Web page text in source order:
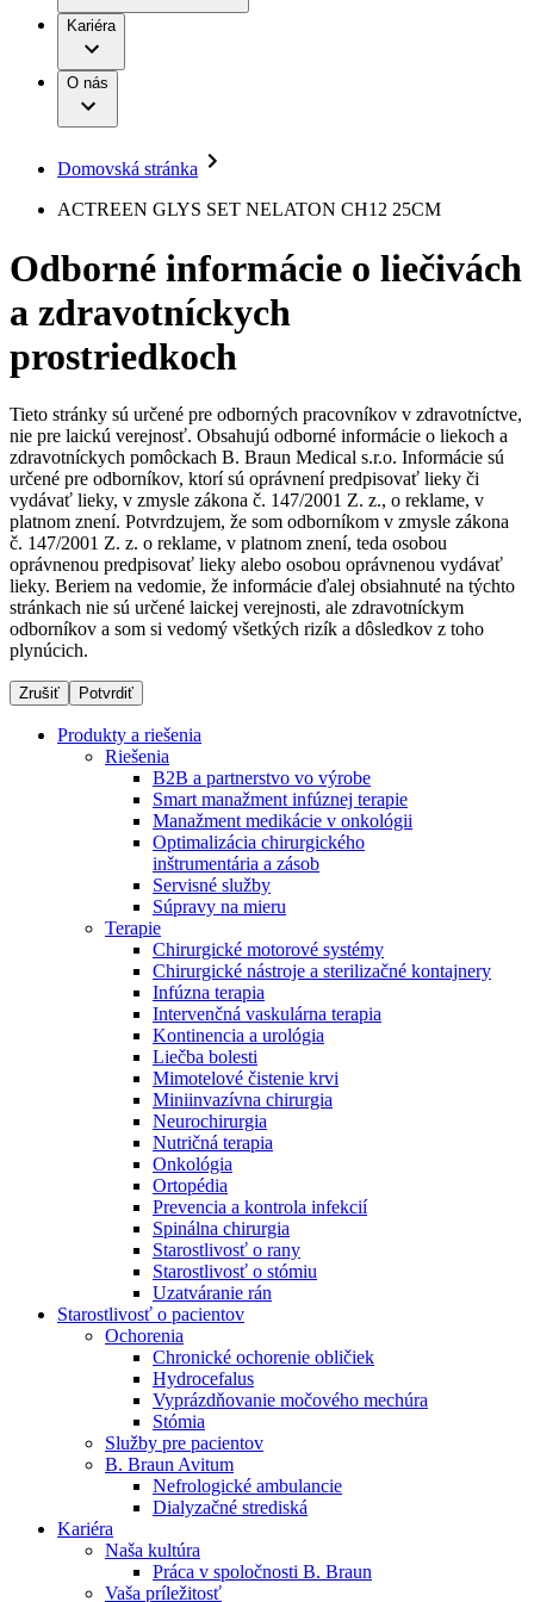
Terapie
Kontinencia a urológia
Liečba bolesti
Miniinvazívna chirurgia
Nutričná terapia
Onkológia
Ortopédia
Prevencia a kontrola infekcií
Spinálna chirurgia
Starostlivosť o rany
Uzatváranie rán
Riešenia
Terapie
Produktový katalóg​
Objavte naše produkty. ​Navštívte produktový katalóg B.
Braun​ s našim kompletným produktovým portfóliom.​
B. Braun Avitum
Ochorenia
Služby pre pacientov
Dialyzačné strediská
B. Braun Avitum poskytuje kvalitnú dialyzačnú starostlivosť
vo všetkých svojich strediskách na Slovensku. Viac
informácií nájdete na stránke jednotlivých stredísk.
Nefrologické ambulancie
V nefrologických ambulanciách prevádzkujeme poradenstvo
a prípravu pacientov k jednotlivým metódam náhrady funkcie
obličiek. Zvoľte si mesto, ktoré potrebujete a navštívte nás.
Práca a kariéra
Naša kultúra
Vaša príležitosť
Nájdite si prácu u nás​
Objavte svoje kariérne príležitosti ​v B. Braun. Vyhľadajte náš
trh práce​ pre zaujímavé pozície na Slovensku.​
Zodpovednosť
Médiá
Tlačové správy
Kontakt
Kontaktný formulár
Spoločnosť
Médiá
Kontakt
Zostaňte v dialógu s B. Braun. Kontaktujte nás.
Kariéra
O nás
Domovská stránka
ACTREEN GLYS SET NELATON CH12 25CM
Odborné informácie o liečivách
a zdravotníckych
prostriedkoch
Tieto stránky sú určené pre odborných pracovníkov v zdravotníctve,
nie pre laickú verejnosť. Obsahujú odborné informácie o liekoch a
zdravotníckych pomôckach B. Braun Medical s.r.o. Informácie sú
určené pre odborníkov, ktorí sú oprávnení predpisovať lieky či
vydávať lieky, v zmysle zákona č. 147/2001 Z. z., o reklame, v
platnom znení. Potvrdzujem, že som odborníkom v zmysle zákona
č. 147/2001 Z. z. o reklame, v platnom znení, teda osobou
oprávnenou predpisovať lieky alebo osobou oprávnenou vydávať
lieky. Beriem na vedomie, že informácie ďalej obsiahnuté na týchto
stránkach nie sú určené laickej verejnosti, ale zdravotníckym
odborníkov a som si vedomý všetkých rizík a dôsledkov z toho
plynúcich.
Zrušiť Potvrdiť
Produkty a riešenia
Riešenia
B2B a partnerstvo vo výrobe
Smart manažment infúznej terapie
Manažment medikácie v onkológii
Optimalizácia chirurgického
inštrumentária a zásob
Servisné služby
Súpravy na mieru
Terapie
Chirurgické motorové systémy
Chirurgické nástroje a sterilizačné kontajnery
Infúzna terapia
Intervenčná vaskulárna terapia
Kontinencia a urológia
Liečba bolesti
Mimotelové čistenie krvi
Miniinvazívna chirurgia
Neurochirurgia
Nutričná terapia
Onkológia
Ortopédia
Prevencia a kontrola infekcií
Spinálna chirurgia
Starostlivosť o rany
Starostlivosť o stómiu
Uzatváranie rán
Starostlivosť o pacientov
Ochorenia
Chronické ochorenie obličiek
Hydrocefalus
Vyprázdňovanie močového mechúra
Stómia
Služby pre pacientov
B. Braun Avitum
Nefrologické ambulancie
Dialyzačné strediská
Kariéra
Naša kultúra
Práca v spoločnosti B. Braun
Vaša príležitosť